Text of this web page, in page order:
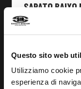
Questo sito web
Utilizziamo cookie
esperienza di
SAPATO BAIXO